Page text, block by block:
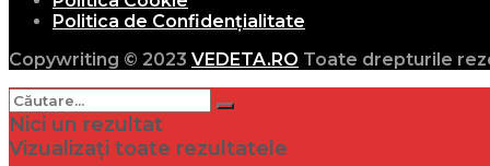
Politica de Confidențialitate
Copywriting © 2023 VEDETA.RO Toate drepturile
Nici un rezultat
Vizualizați toate rezultatele